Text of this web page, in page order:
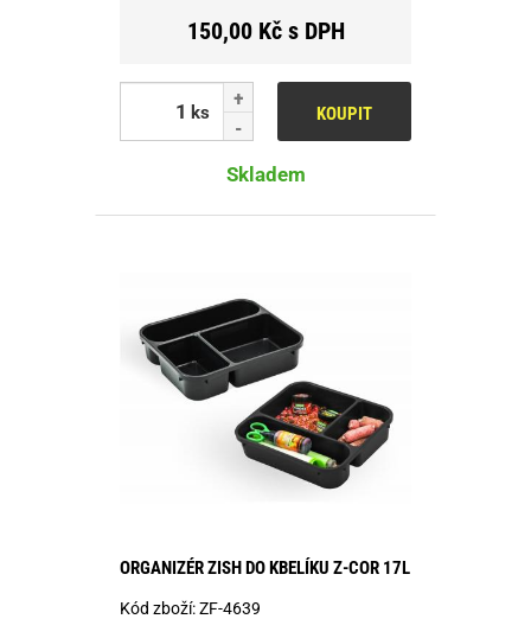
150,00 Kč s DPH
ks KOUPIT
Skladem
ORGANIZÉR ZISH DO KBELÍKU Z-COR 17L
Kód zboží:ZF-4639